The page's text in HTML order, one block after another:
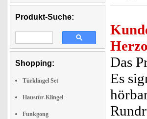
Produkt-Suche:
Shopping:
Türklingel Set
Haustür-Klingel
Funkgong
Das
Es